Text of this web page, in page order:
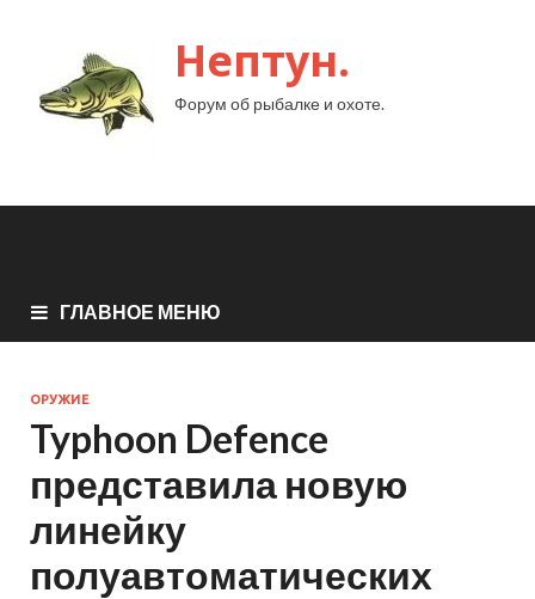
Нептун.
Форум об рыбалке и охоте.
ГЛАВНОЕ МЕНЮ
ОРУЖИЕ
Typhoon Defence
представила новую
линейку
полуавтоматических